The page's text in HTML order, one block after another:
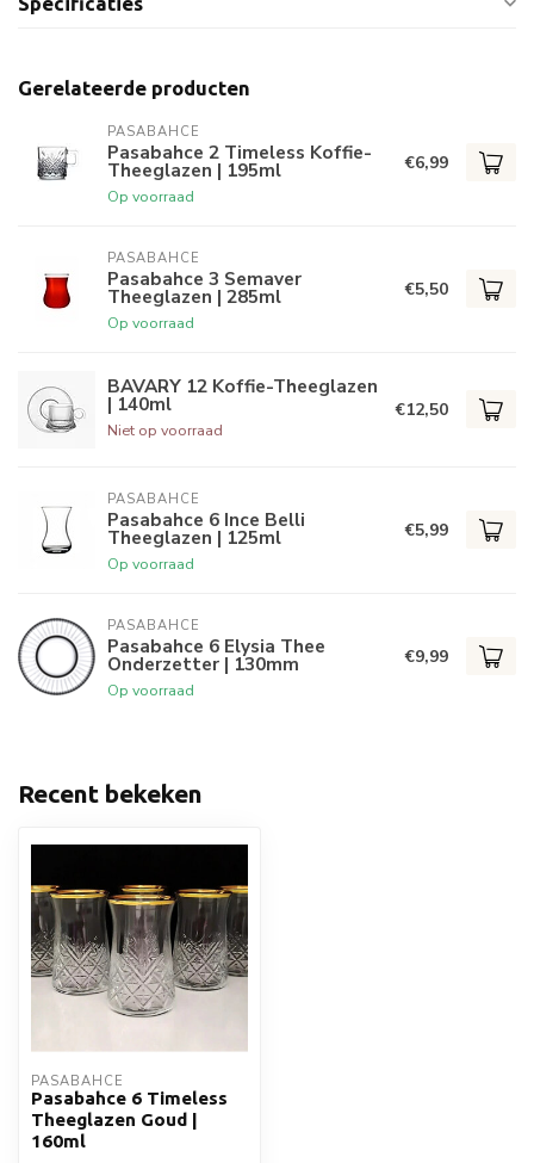
Gerelateerde producten
PASABAHCE
Pasabahce 2 Timeless Koffie-
Theeglazen | 195ml
Op voorraad
€6,99
PASABAHCE
Pasabahce 3 Semaver
Theeglazen | 285ml
Op voorraad
€5,50
BAVARY 12 Koffie-Theeglazen
| 140ml
Niet op voorraad
€12,50
PASABAHCE
Pasabahce 6 Ince Belli
Theeglazen | 125ml
Op voorraad
€5,99
PASABAHCE
Pasabahce 6 Elysia Thee
Onderzetter | 130mm
Op voorraad
€9,99
Recent bekeken
PASABAHCE
Pasabahce 6 Timeless
Theeglazen Goud |
160ml